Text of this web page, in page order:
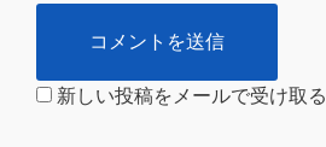
新しい投稿をメールで受け取る